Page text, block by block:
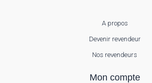
A propos
Devenir revendeur
Nos revendeurs
Mon compte